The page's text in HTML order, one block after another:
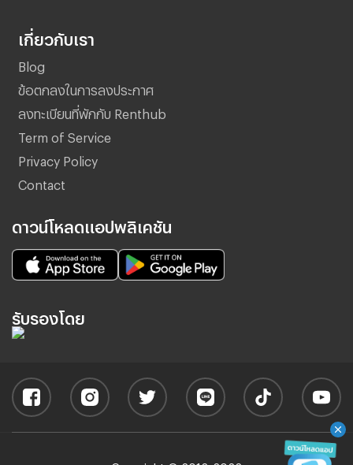
เกี่ยวกับเรา
Blog
ข้อตกลงในการลงประกาศ
ลงทะเบียนที่พักกับ Renthub
Term of Service
Privacy Policy
Contact
ดาวน์โหลดแอปพลิเคชัน
รับรองโดย